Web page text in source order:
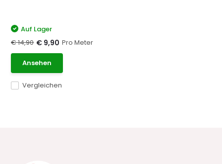
Vergleichen
Auf Lager
€ 14,90 € 9,90 Pro Meter
Ansehen